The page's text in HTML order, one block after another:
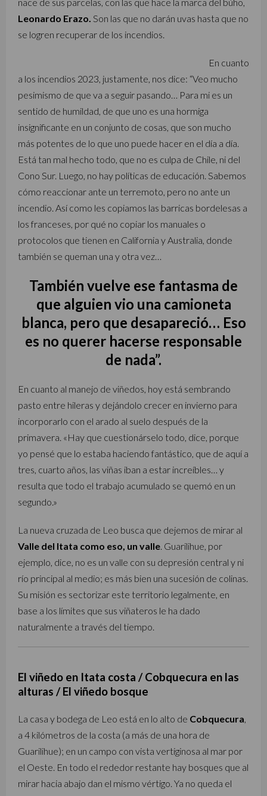
Leonardo Erazo. Son las que no darán uvas hasta que no
se logren recuperar de los incendios.
En cuanto
a los incendios 2023, justamente, nos dice: “Veo mucho
pesimismo de que va a seguir pasando… Para mi es un
sentido de humildad, de que uno es una hormiga
insignificante en un conjunto de cosas, que son mucho
más potentes de lo que uno puede hacer en el día a día.
Está tan mal hecho todo, que no es culpa de Chile, ni del
Cono Sur. Luego, no hay políticas de educación. Sabemos
cómo reaccionar ante un terremoto, pero no ante un
incendio. Así como les copiamos las barricas bordelesas a
los franceses, por qué no copiar los manuales o
protocolos que tienen en California y Australia, donde
también se queman una y otra vez…
También vuelve ese fantasma de
que alguien vio una camioneta
blanca, pero que desapareció… Eso
es no querer hacerse responsable
de nada”.
En cuanto al manejo de viñedos, hoy está sembrando
pasto entre hileras y dejándolo crecer en invierno para
incorporarlo con el arado al suelo después de la
primavera. «Hay que cuestionárselo todo, dice, porque
yo pensé que lo estaba haciendo fantástico, que de aquí a
tres, cuarto años, las viñas iban a estar increíbles… y
resulta que todo el trabajo acumulado se quemó en un
segundo.»
La nueva cruzada de Leo busca que dejemos de mirar al
Valle del Itata como eso, un valle . Guarilihue, por
ejemplo, dice, no es un valle con su depresión central y ni
río principal al medio; es más bien una sucesión de colinas.
Su misión es sectorizar este territorio legalmente, en
base a los límites que sus viñateros le ha dado
naturalmente a través del tiempo.
El viñedo en Itata costa / Cobquecura en las
alturas / El viñedo bosque
La casa y bodega de Leo está en lo alto de Cobquecura,
a 4 kilómetros de la costa (a más de una hora de
Guarilihue); en un campo con vista vertiginosa al mar por
el Oeste. En todo el rededor restante hay bosques que al
mirar hacia abajo dan el mismo vértigo. Ya no queda el